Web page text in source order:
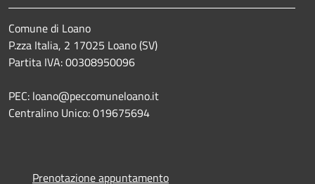
Comune di Loano
P.zza Italia, 2 17025 Loano (SV)
Partita IVA: 00308950096
PEC: loano@peccomuneloano.it
Centralino Unico: 019675694
Prenotazione appuntamento